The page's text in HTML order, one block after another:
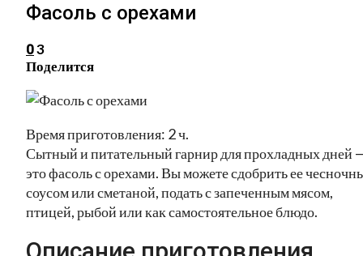
Фасоль с орехами
03
Поделится
Время приготовления: 2 ч.
Сытный и питательный гарнир для прохладных дней
это фасоль с орехами. Вы можете сдобрить ее
соусом или сметаной, подать с запеченным мясом,
птицей, рыбой или как самостоятельное блюдо.